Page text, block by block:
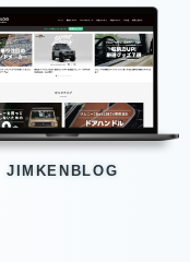
JIMKENBLOG